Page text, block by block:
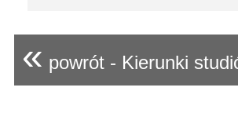
« powrót - Kierunki